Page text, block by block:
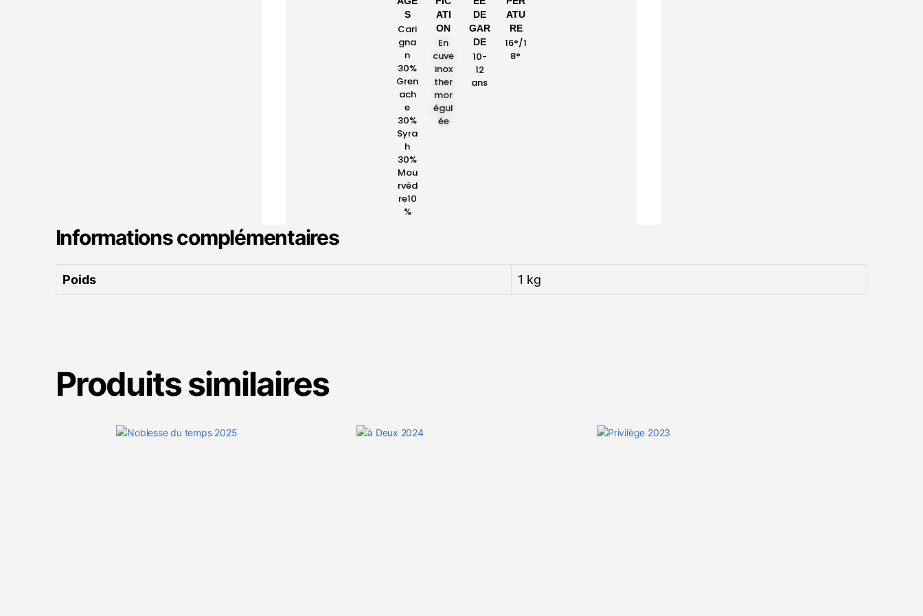
S
Cari
gna
n
30%
Gren
ach
e
30%
Syra
h
30%
Mou
rvèd
re10
%
ATI
ON
En
cuve
inox
ther
mor
égul
ée
DE
GAR
DE
10-
12
ans
ATU
RE
16°/1
8°
Informations complémentaires
Poids 1 kg
Produits similaires